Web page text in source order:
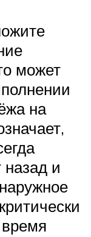
может
на
и